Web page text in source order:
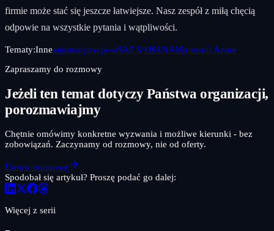
firmie może stać się jeszcze łatwiejsze. Nasz zespół z miłą chęcią
odpowie na wszystkie pytania i wątpliwości.
Tematy:Inneautomatyzacja-aiSAP S/4HANAMicrosoft Azure
Zapraszamy do rozmowy
Jeżeli ten temat dotyczy Państwa organizacji,
porozmawiajmy
Chętnie omówimy konkretne wyzwania i możliwe kierunki - bez
zobowiązań. Zaczynamy od rozmowy, nie od oferty.
Umów rozmowę
Spodobał się artykuł? Proszę podać go dalej:
Więcej z serii